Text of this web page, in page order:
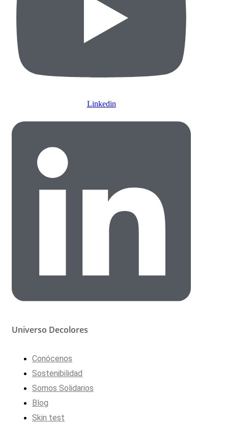
Linkedin
Universo Decolores
Conócenos
Sostenibilidad
Somos Solidarios
Blog
Skin test